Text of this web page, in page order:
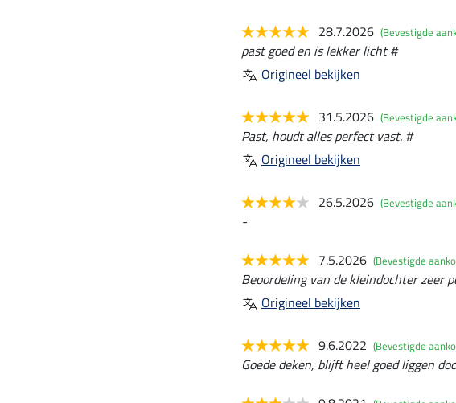
28.7.2026 (Bevestigde
past goed en is lekker licht #
Origineel bekijken
31.5.2026 (Bevestigde
Past, houdt alles perfect vast. #
Origineel bekijken
26.5.2026 (Bevestigde
-
7.5.2026 (Bevestigde
Beoordeling van de kleindochter zeer
Origineel bekijken
9.6.2022 (Bevestigde
Goede deken, blijft heel goed liggen